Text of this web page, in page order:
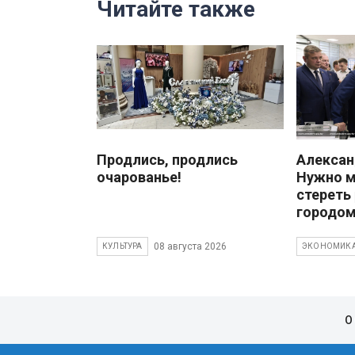
Читайте также
Продлись, продлись
очарованье!
КУЛЬТУРА 08 августа 2026
Нужно
О